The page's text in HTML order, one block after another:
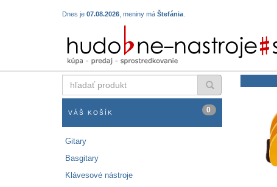
Dnes je 07.08.2026 , meniny má Štefánia
produkt
VÁŠ KOŠÍK 0
Gitary
Basgitary
Klávesové nástroje